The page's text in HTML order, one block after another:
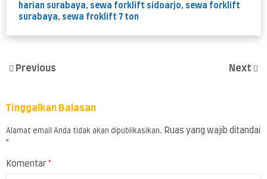
harian surabaya, sewa forklift sidoarjo, sewa forklift
surabaya, sewa froklift 7 ton
Previous Next
Tinggalkan Balasan
Alamat email Anda tidak akan dipublikasikan. Ruas yang wajib ditandai
*
Komentar *